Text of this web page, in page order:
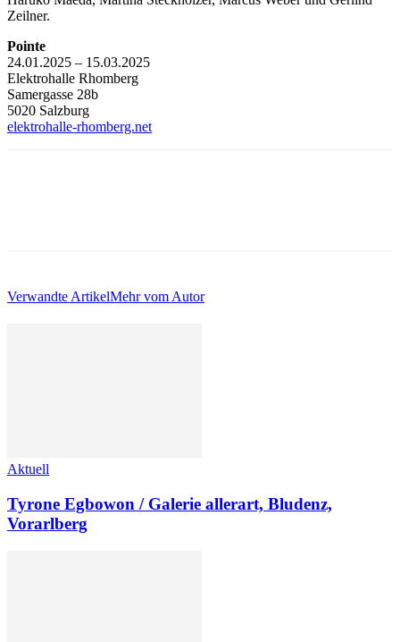
Zeilner.
Pointe
24.01.2025 – 15.03.2025
Elektrohalle Rhomberg
Samergasse 28b
5020 Salzburg
elektrohalle-rhomberg.net
Verwandte ArtikelMehr vom Autor
Aktuell
Tyrone Egbowon / Galerie allerart, Bludenz,
Vorarlberg